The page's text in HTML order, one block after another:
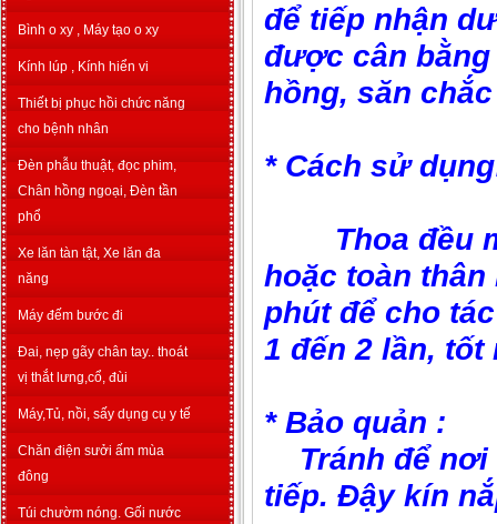
Bình o xy , Máy tạo o xy
Kính lúp , Kính hiển vi
Thiết bị phục hồi chức năng
cho bệnh nhân
Đèn phẫu thuật, đọc phim,
Chân hồng ngoại, Đèn tần
phổ
Xe lăn tàn tật, Xe lăn đa
năng
Máy đếm bước đi
Đai, nẹp gãy chân tay.. thoát
vị thắt lưng,cổ, đùi
Máy,Tủ, nồi, sấy dụng cụ y tế
Chăn điện sưởi ấm mùa
đông
Túi chườm nóng. Gối nước
để tiếp nhận
được cân
hồng, săn
* Cách sử
Thoa đều
hoặc toàn
phút để cho
1 đến 2 lần,
* Bảo quản :
Tránh để nơi
tiếp. Đậy kín